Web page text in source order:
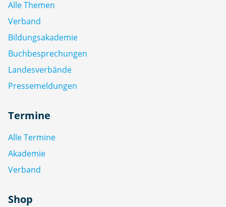
Alle Themen
Verband
Bildungsakademie
Buchbesprechungen
Landesverbände
Pressemeldungen
Termine
Alle Termine
Akademie
Verband
Shop